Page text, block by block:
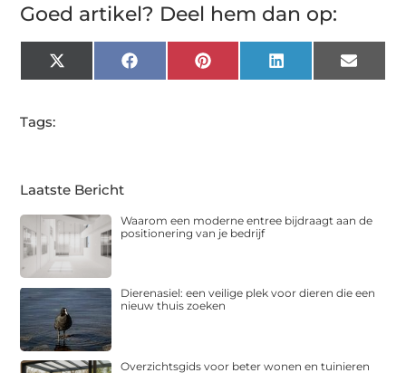
Goed artikel? Deel hem dan op:
X
(Twitter)
FacebookPinterest LinkedIn Email
Tags:
Laatste Bericht
Waarom een moderne entree bijdraagt aan de
positionering van je bedrijf
Dierenasiel: een veilige plek voor dieren die een
nieuw thuis zoeken
Overzichtsgids voor beter wonen en tuinieren